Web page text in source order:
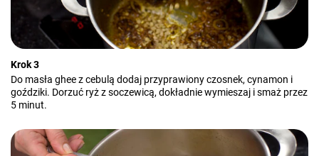
Krok 3
Do masła ghee z cebulą dodaj przyprawiony czosnek, cynamon i
goździki. Dorzuć ryż z soczewicą, dokładnie wymieszaj i smaż przez
5 minut.